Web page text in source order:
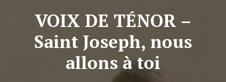
VOIX DE TÉNOR –
Saint Joseph, nous
allons à toi